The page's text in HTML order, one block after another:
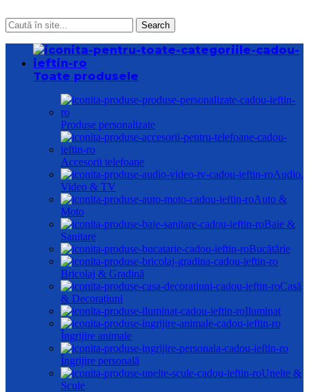
Search
Toate produsele
Produse personalizate
Accesorii telefoane
Audio,
Video & TV
Auto &
Moto
Baie &
Sanitare
Bucătărie
Bricolaj & Gradină
Casă
& Decorațiuni
Iluminat
Îngrijire animale
Îngrijire personală
Unelte &
Scule